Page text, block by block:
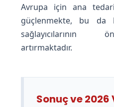
Avrupa için ana
güçlenmekte, bu da
sağlayıcılarının
artırmaktadır.
Sonuç ve 2026